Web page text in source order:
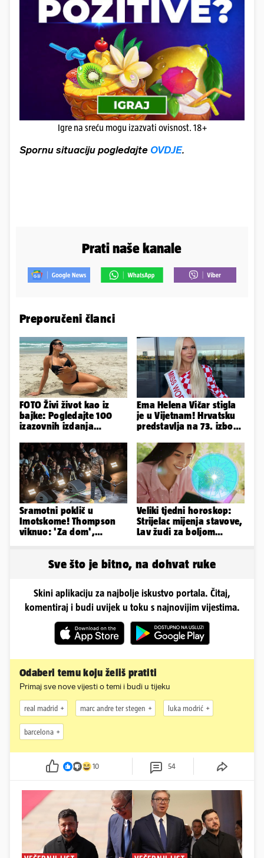
Igre na sreću mogu izazvati ovisnost. 18+
Spornu situaciju pogledajte OVDJE.
Prati naše kanale
Preporučeni članci
FOTO Živi život kao iz
bajke: Pogledajte 100
izazovnih izdanja
Ema Helena Vičar stigla
je u Vijetnam! Hrvatsku
predstavlja na 73. izboru
Sramotni poklič u
Imotskome! Thompson
viknuo: 'Za dom',
Veliki tjedni horoskop:
Strijelac mijenja stavove,
Lav žudi za boljom
Sve što je bitno, na dohvat ruke
Skini aplikaciju za najbolje iskustvo portala. Čitaj,
komentiraj i budi uvijek u toku s najnovijim vijestima.
Odaberi temu koju želiš pratiti
Primaj sve nove vijesti o temi i budi u tijeku
real madrid marc andre ter stegen luka modrić
barcelona
10 54